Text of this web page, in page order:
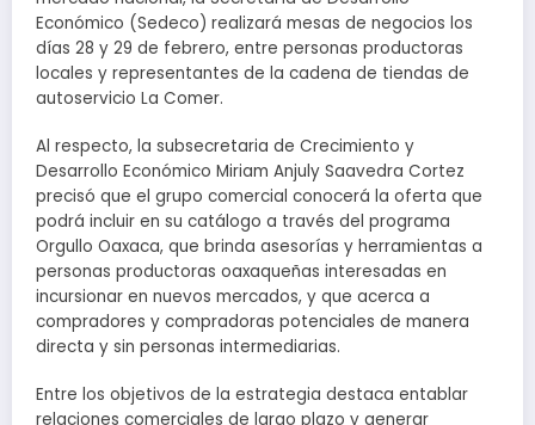
Económico (Sedeco) realizará mesas de negocios los
días 28 y 29 de febrero, entre personas productoras
locales y representantes de la cadena de tiendas de
autoservicio La Comer.
Al respecto, la subsecretaria de Crecimiento y
Desarrollo Económico Miriam Anjuly Saavedra Cortez
precisó que el grupo comercial conocerá la oferta que
podrá incluir en su catálogo a través del programa
Orgullo Oaxaca, que brinda asesorías y herramientas a
personas productoras oaxaqueñas interesadas en
incursionar en nuevos mercados, y que acerca a
compradores y compradoras potenciales de manera
directa y sin personas intermediarias.
Entre los objetivos de la estrategia destaca entablar
relaciones comerciales de largo plazo y generar